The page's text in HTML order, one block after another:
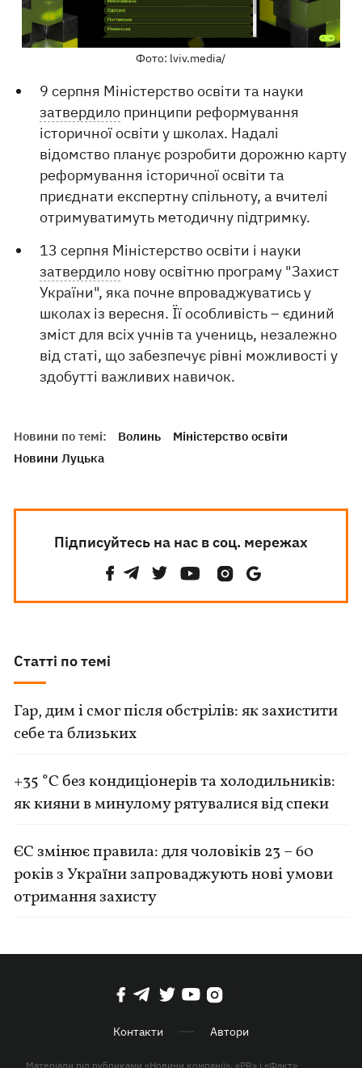
Фото: lviv.media/
9 серпня Міністерство освіти та науки
затвердило принципи реформування
історичної освіти у школах. Надалі
відомство планує розробити дорожню карту
реформування історичної освіти та
приєднати експертну спільноту, а вчителі
отримуватимуть методичну підтримку.
13 серпня Міністерство освіти і науки
затвердило нову освітню програму "Захист
України", яка почне впроваджуватись у
школах із вересня. Її особливість – єдиний
зміст для всіх учнів та учениць, незалежно
від статі, що забезпечує рівні можливості у
здобутті важливих навичок.
Новини по темі: Волинь
Міністерство освіти
Новини Луцька
Підписуйтесь на нас в соц. мережах
Статті по темі
Гар, дим і смог після обстрілів: як захистити
себе та близьких
+35 °C без кондиціонерів та холодильників:
як кияни в минулому рятувалися від спеки
ЄС змінює правила: для чоловіків 23 – 60
років з України запроваджують нові умови
отримання захисту
Контакти Автори
Матеріали під рубриками «Новини компанії», «PR» і «Факт»